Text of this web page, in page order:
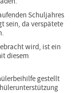
Schuljahres
sein, da verspätete
wird, ist ein
diesem
gestellt